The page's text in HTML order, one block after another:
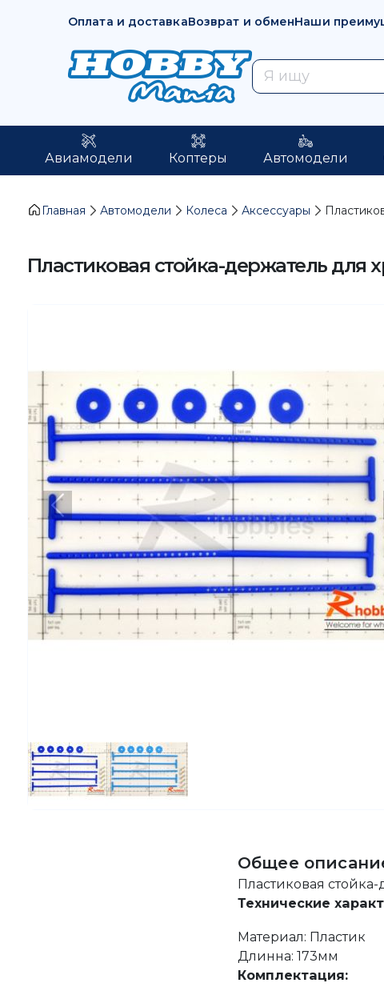
Оплата и доставкаВозврат и обменНаши
Авиамодели Коптеры Автомодели
Главная Автомодели Колеса Аксессуары
Пластиковая стойка-держатель для
Предыдущий
Общее
Пластиковая
Технические
Материал: Пластик
Длинна: 173мм
Комплектация: